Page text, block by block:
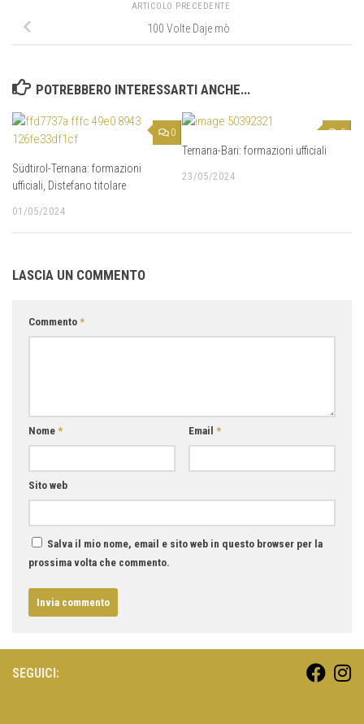
ARTICOLO PRECEDENTE
100 Volte Daje mò
POTREBBERO INTERESSARTI ANCHE...
0
Südtirol-Ternana: formazioni
ufficiali, Distefano titolare
01/05/2024
0
Ternana-Bari: formazioni ufficiali
23/05/2024
LASCIA UN COMMENTO
Commento *
Nome * Email *
Sito web
Salva il mio nome, email e sito web in questo browser per la
prossima volta che commento.
SEGUICI: